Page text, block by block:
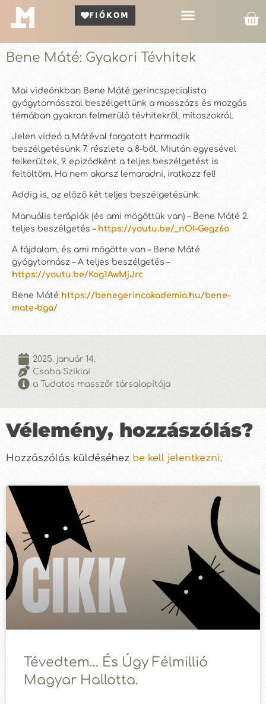
FIÓKOM
Bene Máté: Gyakori Tévhitek
Mai videónkban Bene Máté gerincspecialista
gyógytornásszal beszélgettünk a masszázs és mozgás
témában gyakran felmerülő tévhitekről, mítoszokról.
Jelen videó a Mátéval forgatott harmadik
beszélgetésünk 7. részlete a 8-ból. Miután egyesével
felkerültek, 9. epizódként a teljes beszélgetést is
feltöltöm. Ha nem akarsz lemaradni, iratkozz fel!
Addig is, az előző két teljes beszélgetésünk:
Manuális terápiák (és ami mögöttük van) – Bene Máté 2.
teljes beszélgetés – https://youtu.be/_nOI-Gegz6o
A fájdalom, és ami mögötte van – Bene Máté
gyógytornász – A teljes beszélgetés –
https://youtu.be/Kog1AwMjJrc
Bene Máté https://benegerincakademia.hu/bene-
mate-bga/
2025. január 14.
Csaba Sziklai
a Tudatos masszőr társalapítója
Vélemény, hozzászólás?
Hozzászólás küldéséhez be kell jelentkezni.
Tévedtem… És Úgy Félmillió
Magyar Hallotta.